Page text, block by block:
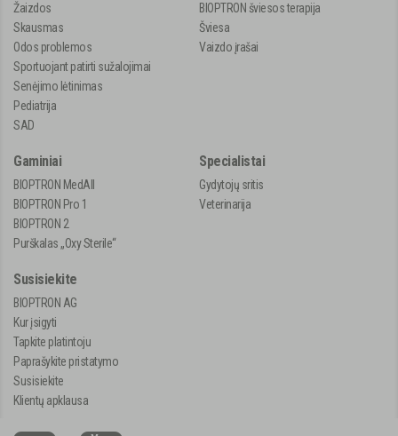
Žaizdos
Skausmas
Odos problemos
Sportuojant patirti sužalojimai
Senėjimo lėtinimas
Pediatrija
SAD
BIOPTRON šviesos terapija
Šviesa
Vaizdo įrašai
Gaminiai
BIOPTRON MedAll
BIOPTRON Pro 1
BIOPTRON 2
Purškalas „Oxy Sterile“
Specialistai
Gydytojų sritis
Veterinarija
Susisiekite
BIOPTRON AG
Kur įsigyti
Tapkite platintoju
Paprašykite pristatymo
Susisiekite
Klientų apklausa